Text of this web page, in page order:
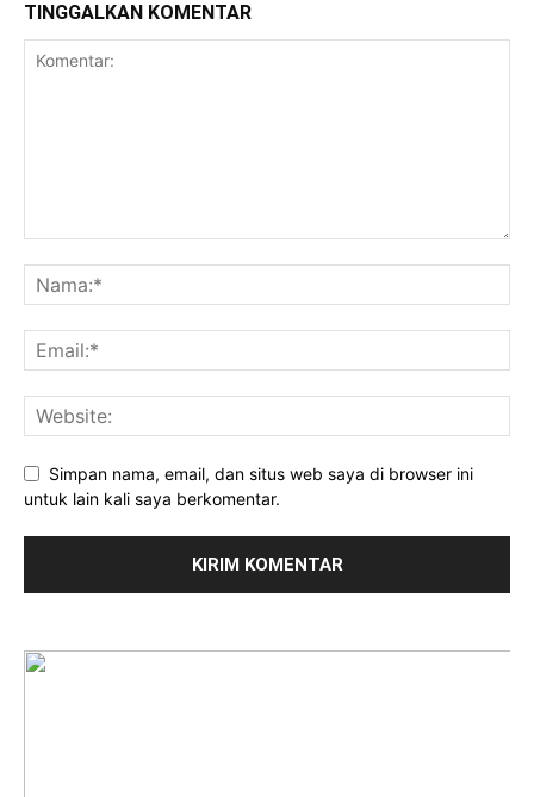
TINGGALKAN KOMENTAR
Simpan nama, email, dan situs web saya di browser ini
untuk lain kali saya berkomentar.